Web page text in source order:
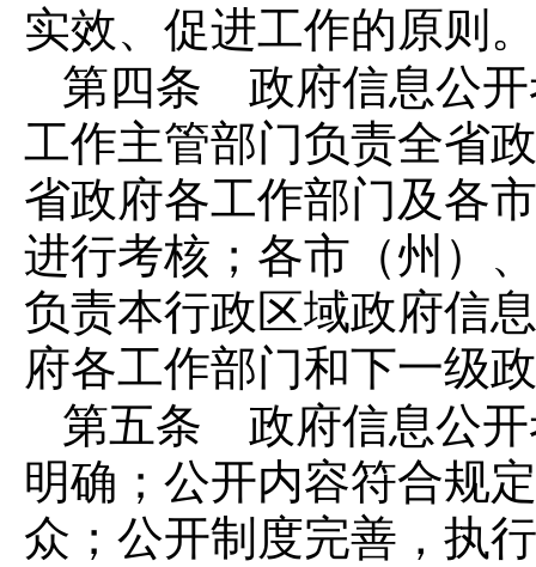
实效、促进工作的原则。
第四条 政府信息公开
工作主管部门负责全省
省政府各工作部门及各
进行考核；各市（州）
负责本行政区域政府信
府各工作部门和下一级
第五条 政府信息公开
明确；公开内容符合规
众；公开制度完善，执